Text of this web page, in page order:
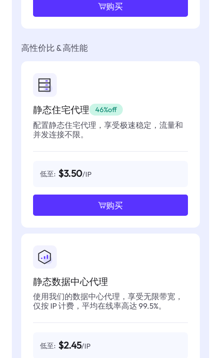
购买
高性价比 & 高性能
静态住宅代理 46%off
配置静态住宅代理，享受极速稳定，流量和
并发连接不限。
低至: $3.50/IP
购买
静态数据中心代理
使用我们的数据中心代理，享受无限带宽，
仅按 IP 计费，平均在线率高达 99.5%。
低至: $2.45/IP